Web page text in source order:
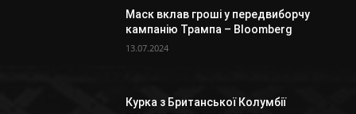
Маск вклав гроші у передвиборчу
кампанію Трампа – Bloomberg
13.07.2024
Курка з Британської Колумбії